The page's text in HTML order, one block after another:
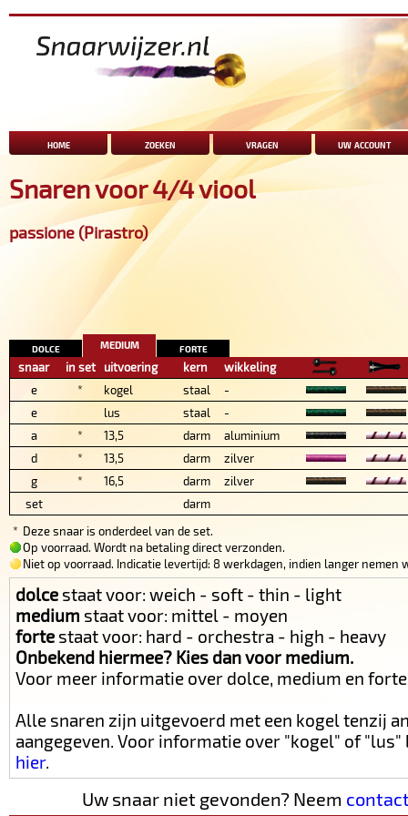
home zoeken vragen uw account
Snaren voor 4/4 viool
passione (Pirastro)
dolce medium forte
snaar in set uitvoering kern
wikkeling
e
* kogel staal
-
e
lus staal
-
a
* 13,5 darm
aluminium
d
* 13,5 darm
zilver
g
* 16,5 darm
zilver
set
darm
* Deze snaar is onderdeel van de set.
Op voorraad. Wordt na betaling direct verzonden.
Niet op voorraad. Indicatie levertijd: 8 werkdagen, indien langer nemen
dolce staat voor: weich - soft - thin - light
medium staat voor: mittel - moyen
forte staat voor: hard - orchestra - high - heavy
Onbekend hiermee? Kies dan voor medium.
Voor meer informatie over dolce, medium en
Alle snaren zijn uitgevoerd met een kogel tenzij
aangegeven. Voor informatie over "kogel" of
hier.
Uw snaar niet gevonden? Neem